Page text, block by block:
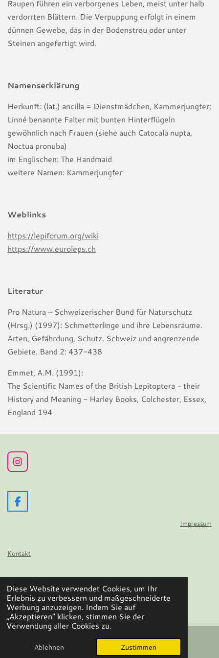
Diese Website verwendet Cookies, um Ihr
Erlebnis zu verbessern und maßgeschneiderte
Werbung anzuzeigen. Indem Sie auf
„Akzeptieren“ klicken, stimmen Sie der
Verwendung aller Cookies zu.
Ablehnen Zustimmen
Raupen führen ein verborgenes Leben, meist unter halb
verdorrten Blättern. Die Verpuppung erfolgt in einem
dünnen Gewebe, das in der Bodenstreu oder unter
Steinen angefertigt wird.
Namenserklärung
Herkunft: (lat.) ancilla = Dienstmädchen, Kammerjungfer;
Linné benannte Falter mit bunten Hinterflügeln
gewöhnlich nach Frauen (siehe auch Catocala nupta,
Noctua pronuba)
im Englischen: The Handmaid
weitere Namen: Kammerjungfer
Weblinks
https://lepiforum.org/wiki
https://www.euroleps.ch
Literatur
Pro Natura – Schweizerischer Bund für Naturschutz
(Hrsg.) (1997): Schmetterlinge und ihre Lebensräume.
Arten, Gefährdung, Schutz. Schweiz und angrenzende
Gebiete. Band 2: 437-438
Emmet, A.M. (1991):
The Scientific Names of the British Lepitoptera - their
History and Meaning - Harley Books, Colchester, Essex,
England 194
I
n
t
a
g
F
a
o
Impressum
Kontakt
© 2024 - 2026 Wir flattern auf
Mit Unterstützung vonWebador
E-Mail Facebook